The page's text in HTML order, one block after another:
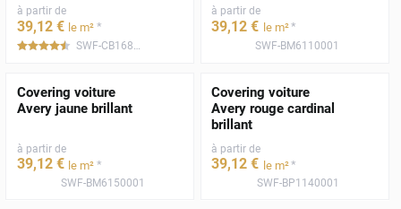
à partir de
39,12 € le m² *
*****
à partir de
39,12 € le m²*
SWF-BM6110001
Covering voiture
Avery jaune brillant
à partir de
39,12 € le m² *
SWF-BM6150001
Covering voiture
Avery rouge cardinal
brillant
à partir de
39,12 € le m²*
SWF-BP1140001